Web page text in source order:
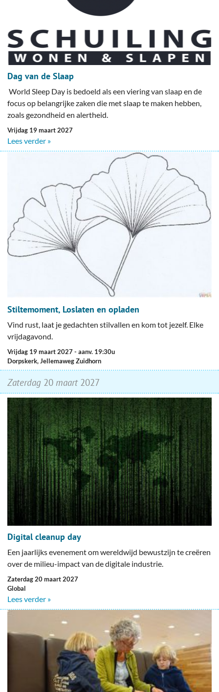
Dag van de Slaap
World Sleep Day is bedoeld als een viering van slaap en de
focus op belangrijke zaken die met slaap te maken hebben,
zoals gezondheid en alertheid.
vrijdag 19 maart 2027
Lees verder »
Stiltemoment, Loslaten en opladen
Vind rust, laat je gedachten stilvallen en kom tot jezelf. Elke
vrijdagavond.
vrijdag 19 maart 2027- aanv. 19:30u
Dorpskerk, Jellemaweg Zuidhorn
zaterdag 20 maart2027
Digital cleanup day
Een jaarlijks evenement om wereldwijd bewustzijn te creëren
over de milieu-impact van de digitale industrie.
zaterdag 20 maart 2027
Global
Lees verder »